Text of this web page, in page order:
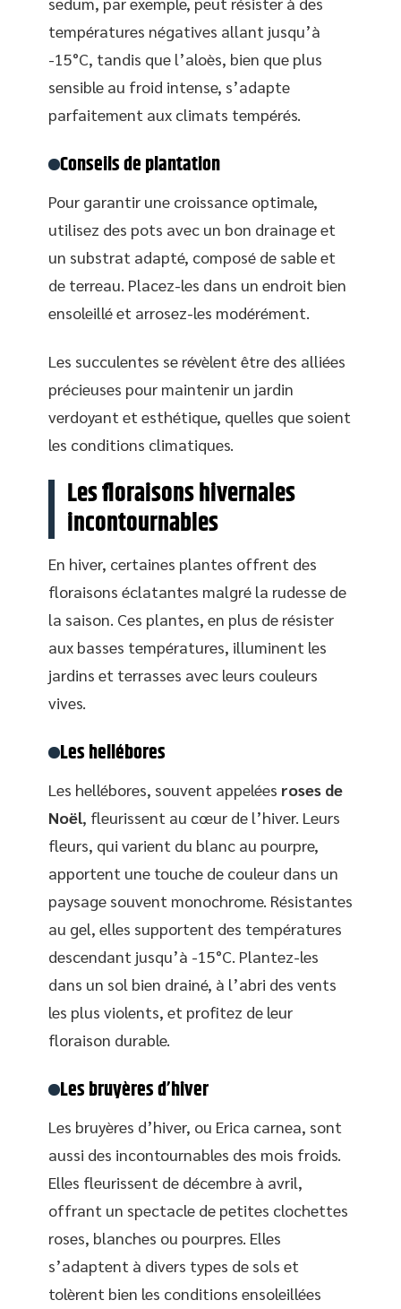
températures négatives allant jusqu’à
-15°C, tandis que l’aloès, bien que plus
sensible au froid intense, s’adapte
parfaitement aux climats tempérés.
Conseils de plantation
Pour garantir une croissance optimale,
utilisez des pots avec un bon drainage et
un substrat adapté, composé de sable et
de terreau. Placez-les dans un endroit bien
ensoleillé et arrosez-les modérément.
Les succulentes se révèlent être des alliées
précieuses pour maintenir un jardin
verdoyant et esthétique, quelles que soient
les conditions climatiques.
Les floraisons hivernales
incontournables
En hiver, certaines plantes offrent des
floraisons éclatantes malgré la rudesse de
la saison. Ces plantes, en plus de résister
aux basses températures, illuminent les
jardins et terrasses avec leurs couleurs
vives.
Les hellébores
Les hellébores, souvent appelées roses de
Noël, fleurissent au cœur de l’hiver. Leurs
fleurs, qui varient du blanc au pourpre,
apportent une touche de couleur dans un
paysage souvent monochrome. Résistantes
au gel, elles supportent des températures
descendant jusqu’à -15°C. Plantez-les
dans un sol bien drainé, à l’abri des vents
les plus violents, et profitez de leur
floraison durable.
Les bruyères d’hiver
Les bruyères d’hiver, ou Erica carnea, sont
aussi des incontournables des mois froids.
Elles fleurissent de décembre à avril,
offrant un spectacle de petites clochettes
roses, blanches ou pourpres. Elles
s’adaptent à divers types de sols et
tolèrent bien les conditions ensoleillées